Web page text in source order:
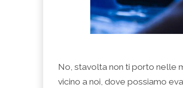
No, stavolta non ti porto nelle
vicino a noi, dove possiamo